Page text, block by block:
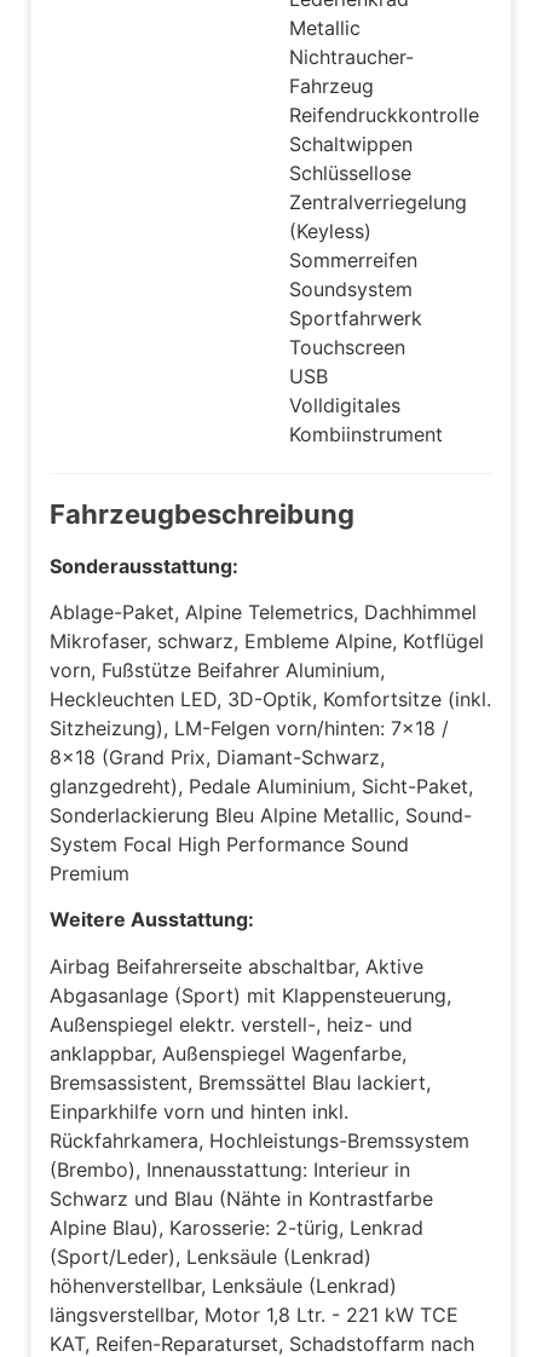
Metallic
Nichtraucher-
Fahrzeug
Reifendruckkontrolle
Schaltwippen
Schlüssellose
Zentralverriegelung
(Keyless)
Sommerreifen
Soundsystem
Sportfahrwerk
Touchscreen
USB
Volldigitales
Kombiinstrument
Fahrzeugbeschreibung
Sonderausstattung:
Ablage-Paket, Alpine Telemetrics, Dachhimmel
Mikrofaser, schwarz, Embleme Alpine, Kotflügel
vorn, Fußstütze Beifahrer Aluminium,
Heckleuchten LED, 3D-Optik, Komfortsitze (inkl.
Sitzheizung), LM-Felgen vorn/hinten: 7x18 /
8x18 (Grand Prix, Diamant-Schwarz,
glanzgedreht), Pedale Aluminium, Sicht-Paket,
Sonderlackierung Bleu Alpine Metallic, Sound-
System Focal High Performance Sound
Premium
Weitere Ausstattung:
Airbag Beifahrerseite abschaltbar, Aktive
Abgasanlage (Sport) mit Klappensteuerung,
Außenspiegel elektr. verstell-, heiz- und
anklappbar, Außenspiegel Wagenfarbe,
Bremsassistent, Bremssättel Blau lackiert,
Einparkhilfe vorn und hinten inkl.
Rückfahrkamera, Hochleistungs-Bremssystem
(Brembo), Innenausstattung: Interieur in
Schwarz und Blau (Nähte in Kontrastfarbe
Alpine Blau), Karosserie: 2-türig, Lenkrad
(Sport/Leder), Lenksäule (Lenkrad)
höhenverstellbar, Lenksäule (Lenkrad)
längsverstellbar, Motor 1,8 Ltr. - 221 kW TCE
KAT, Reifen-Reparaturset, Schadstoffarm nach